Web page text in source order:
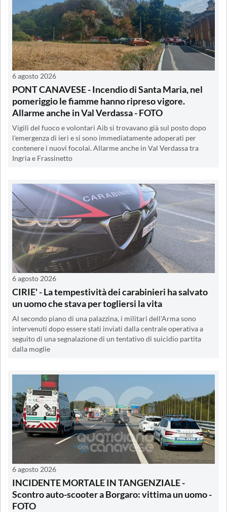
6 agosto 2026
PONT CANAVESE - Incendio di Santa Maria, nel
pomeriggio le fiamme hanno ripreso vigore.
Allarme anche in Val Verdassa - FOTO
Vigili del fuoco e volontari Aib si trovavano già sul posto dopo
l'emergenza di ieri e si sono immediatamente adoperati per
contenere i nuovi focolai. Allarme anche in Val Verdassa tra
Ingria e Frassinetto
6 agosto 2026
CIRIE' - La tempestività dei carabinieri ha salvato
un uomo che stava per togliersi la vita
Al secondo piano di una palazzina, i militari dell'Arma sono
intervenuti dopo essere stati inviati dalla centrale operativa a
seguito di una segnalazione di un tentativo di suicidio partita
dalla moglie
6 agosto 2026
INCIDENTE MORTALE IN TANGENZIALE -
Scontro auto-scooter a Borgaro: vittima un uomo -
FOTO